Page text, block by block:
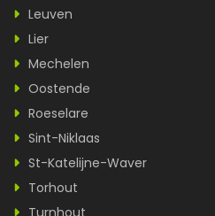
Leuven
Lier
Mechelen
Oostende
Roeselare
Sint-Niklaas
St-Katelijne-Waver
Torhout